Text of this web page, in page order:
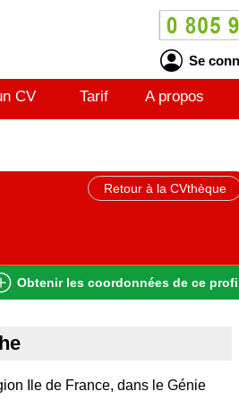
Se
CV Tarif A propos
Retour à la CVthèque
Obtenir les coordonnées de ce
Ile de France, dans le Génie